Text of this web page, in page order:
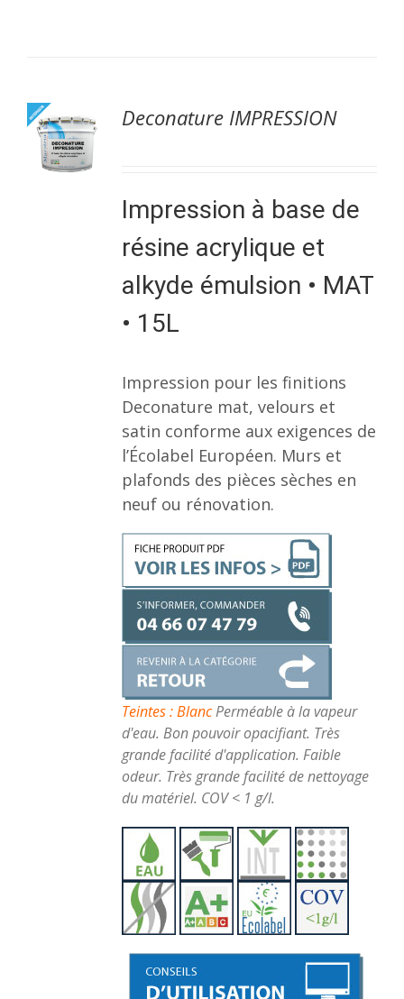
Deconature IMPRESSION
Impression à base de
résine acrylique et
alkyde émulsion • MAT
• 15L
Impression pour les finitions
Deconature mat, velours et
satin conforme aux exigences de
l’Écolabel Européen. Murs et
plafonds des pièces sèches en
neuf ou rénovation.
Teintes : BlancPerméable à la vapeur
d'eau. Bon pouvoir opacifiant. Très
grande facilité d'application. Faible
odeur. Très grande facilité de nettoyage
du matériel. COV < 1 g/l.